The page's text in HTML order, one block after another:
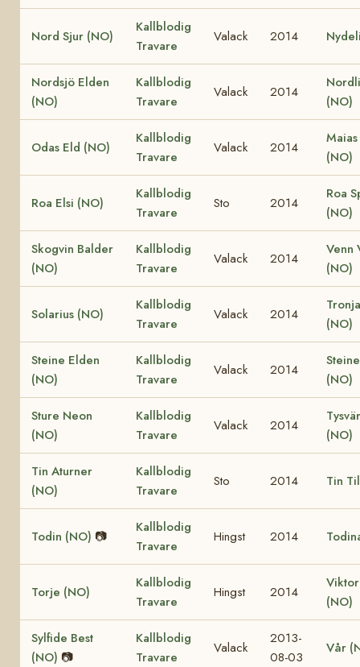
Nord Sjur (NO)
Kallblodig
Travare
Valack 2014
Nordsjö Elden
(NO)
Kallblodig
Travare
Valack 2014
(NO)
Odas Eld (NO)
Kallblodig
Travare
Valack 2014
(NO)
Roa Elsi (NO)
Kallblodig
Travare
Sto 2014
Roa
(NO)
Skogvin Balder
(NO)
Kallblodig
Travare
Valack 2014
Venn
(NO)
Solarius (NO)
Kallblodig
Travare
Valack 2014
(NO)
Steine Elden
(NO)
Kallblodig
Travare
Valack 2014
(NO)
Sture Neon
(NO)
Kallblodig
Travare
Valack 2014
(NO)
Tin Aturner
(NO)
Kallblodig
Travare
Sto 2014 Tin
Todin (NO) 📷
Kallblodig
Travare
Hingst 2014
Torje (NO)
Kallblodig
Travare
Hingst 2014
(NO)
Sylfide Best
(NO) 📷
Kallblodig
Travare
Valack
2013-
08-03
Vår